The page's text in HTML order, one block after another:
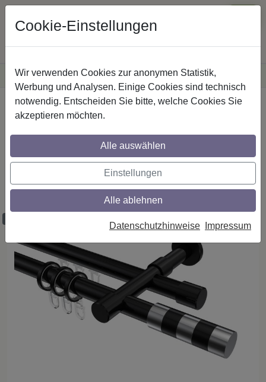
VersandkostenfreieLieferung innerhalb Deutschlands
Sichere Zahlung
Startseite
Rundrohr-Innenlaufstangen
Aluminium / Metall
Rundrohr-Innenlauf Gardinenstangen aus
Aluminium / Metall in 20 mm Ø, 2-läufig,
Modell PRESTIGE - Mavell Schwarz
Cookie-Einstellungen
Wir verwenden Cookies zur anonymen Statistik,
Werbung und Analysen. Einige Cookies sind technisch
notwendig. Entscheiden Sie bitte, welche Cookies Sie
akzeptieren möchten.
Alle auswählen
Einstellungen
Alle ablehnen
Datenschutzhinweise Impressum